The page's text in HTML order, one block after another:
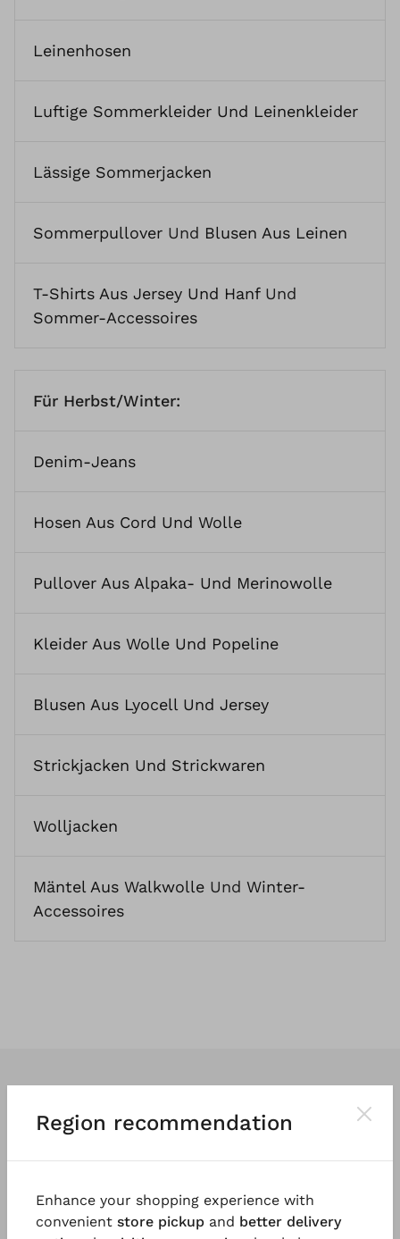
Leinenhosen
Luftige Sommerkleider Und Leinenkleider
Lässige Sommerjacken
Sommerpullover Und Blusen Aus Leinen
T-Shirts Aus Jersey Und HanfUnd
Sommer-Accessoires
Für Herbst/Winter:
Denim-Jeans
Hosen Aus Cord Und Wolle
Pullover Aus Alpaka- Und Merinowolle
Kleider Aus Wolle Und Popeline
Blusen Aus Lyocell Und Jersey
Strickjacken Und Strickwaren
Wolljacken
Mäntel Aus Walkwolle Und Winter-
Accessoires
und einzigartig wie die Menschen, die
Region recommendation
Enhance your shopping experience with
convenient store pickup and better delivery